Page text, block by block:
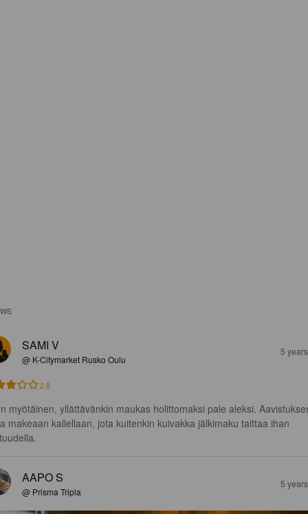
SAMI V
@ K-Citymarket Rusko Oulu
5
2.8
myötäinen, yllättävänkin maukas holittomaksi pale aleksi.
makeaan kallellaan, jota kuitenkin kuivakka jälkimaku taittaa ihan
AAPO S
@ Prisma Tripla
5